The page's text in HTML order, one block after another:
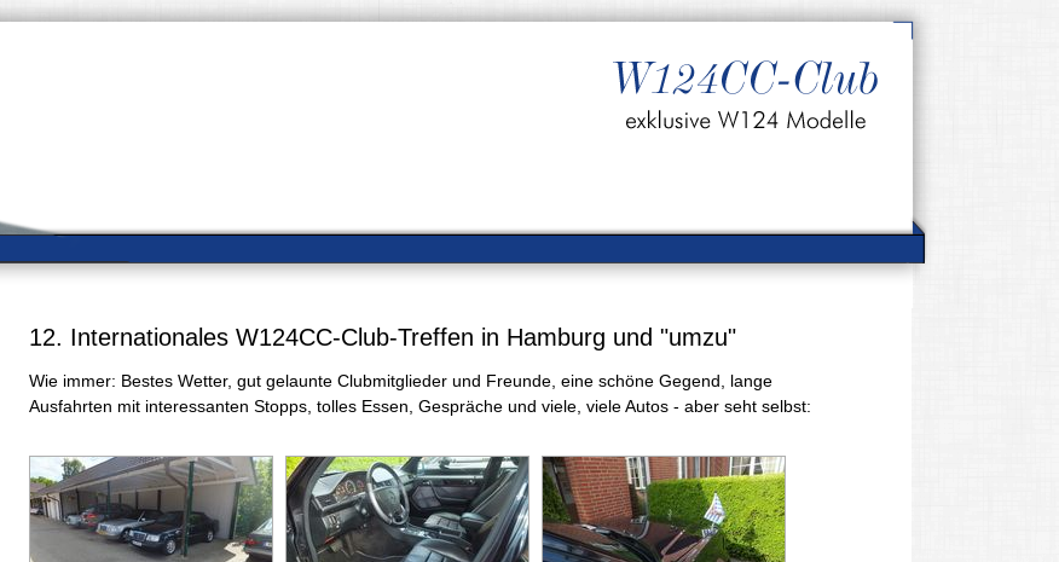
12. Internationales W124CC-Club-Treffen in Hamburg und "umzu"
Wie immer: Bestes Wetter, gut gelaunte Clubmitglieder und Freunde, eine schöne Gegend, lange
Ausfahrten mit interessanten Stopps, tolles Essen, Gespräche und viele, viele Autos - aber seht selbst: